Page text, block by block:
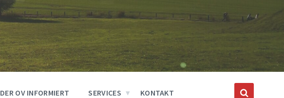
DER OV INFORMIERT SERVICES KONTAKT